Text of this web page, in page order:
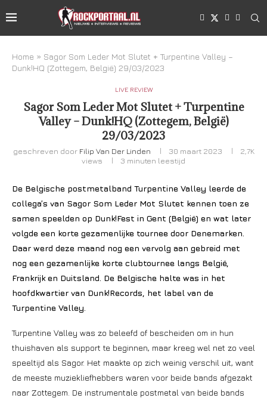
Home » Sagor Som Leder Mot Slutet + Turpentine Valley –
Dunk!HQ (Zottegem, België) 29/03/2023
LIVE REVIEW
Sagor Som Leder Mot Slutet + Turpentine
Valley – Dunk!HQ (Zottegem, België)
29/03/2023
geschreven door Filip Van Der Linden 30 maart 2023
2,7K
views
3 minuten leestijd
De Belgische postmetalband Turpentine Valley leerde de
collega’s van Sagor Som Leder Mot Slutet kennen toen ze
samen speelden op Dunk!Fest in Gent (België) en wat later
volgde een korte gezamenlijke tournee door Denemarken.
Daar werd deze maand nog een vervolg aan gebreid met
nog een gezamenlijke korte clubtournee langs België,
Frankrijk en Duitsland. De Belgische halte was in het
hoofdkwartier van Dunk!Records, het label van de
Turpentine Valley.
Turpentine Valley was zo beleefd of bescheiden om in hun
thuishaven als support te beginnen, maar kreeg wel net zo veel
speeltijd als Sagor. Het maakte op zich weinig verschil uit, want
de meeste muziekliefhebbers waren voor beide bands afgezakt
naar Zottegem. De instrumentale postmetal van beide bands